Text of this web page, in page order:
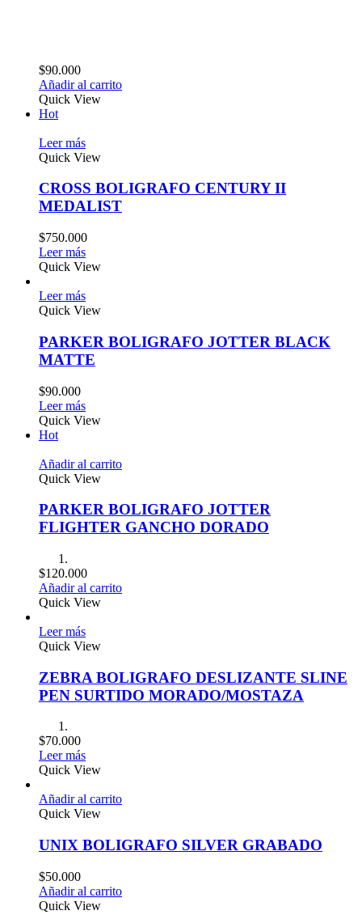
$90.000
Añadir al carrito
Quick View
Hot
Leer más
Quick View
CROSS BOLIGRAFO CENTURY II
MEDALIST
$750.000
Leer más
Quick View
Leer más
Quick View
PARKER BOLIGRAFO JOTTER BLACK
MATTE
$90.000
Leer más
Quick View
Hot
Añadir al carrito
Quick View
PARKER BOLIGRAFO JOTTER
FLIGHTER GANCHO DORADO
$120.000
Añadir al carrito
Quick View
Leer más
Quick View
ZEBRA BOLIGRAFO DESLIZANTE SLINE
PEN SURTIDO MORADO/MOSTAZA
$70.000
Leer más
Quick View
Añadir al carrito
Quick View
UNIX BOLIGRAFO SILVER GRABADO
$50.000
Añadir al carrito
Quick View